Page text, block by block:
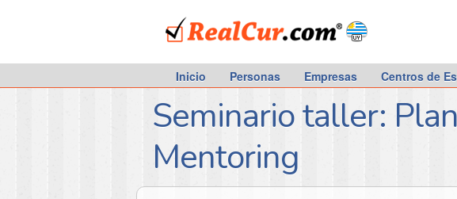
RealCur.com
Inicio Personas Empresas Centros de
Seminario taller:
Mentoring